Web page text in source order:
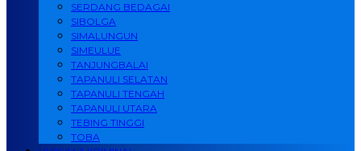
SERDANG BEDAGAI
SIBOLGA
SIMALUNGUN
SIMEULUE
TANJUNGBALAI
TAPANULI SELATAN
TAPANULI TENGAH
TAPANULI UTARA
TEBING TINGGI
TOBA